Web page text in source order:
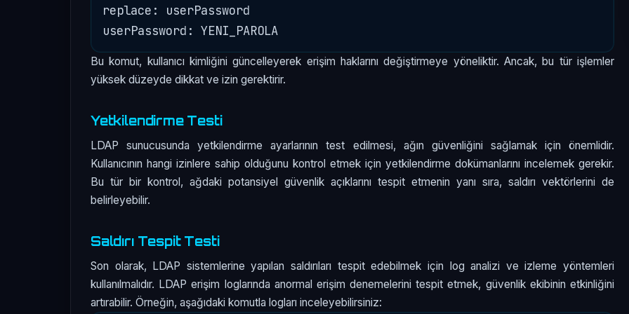
replace: userPassword
Bu komut, kullanıcı kimliğini güncelleyerek erişim haklarını değiştirmeye yöneliktir. Ancak, bu tür işlemler
yüksek düzeyde dikkat ve izin gerektirir.
Yetkilendirme Testi
LDAP sunucusunda yetkilendirme ayarlarının test edilmesi, ağın güvenliğini sağlamak için önemlidir.
Kullanıcının hangi izinlere sahip olduğunu kontrol etmek için yetkilendirme dokümanlarını incelemek gerekir.
Bu tür bir kontrol, ağdaki potansiyel güvenlik açıklarını tespit etmenin yanı sıra, saldırı vektörlerini de
belirleyebilir.
Saldırı Tespit Testi
Son olarak, LDAP sistemlerine yapılan saldırıları tespit edebilmek için log analizi ve izleme yöntemleri
kullanılmalıdır. LDAP erişim loglarında anormal erişim denemelerini tespit etmek, güvenlik ekibinin etkinliğini
artırabilir. Örneğin, aşağıdaki komutla logları inceleyebilirsiniz: